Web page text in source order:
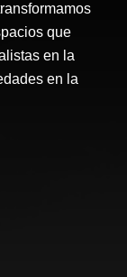
que
en la
en la